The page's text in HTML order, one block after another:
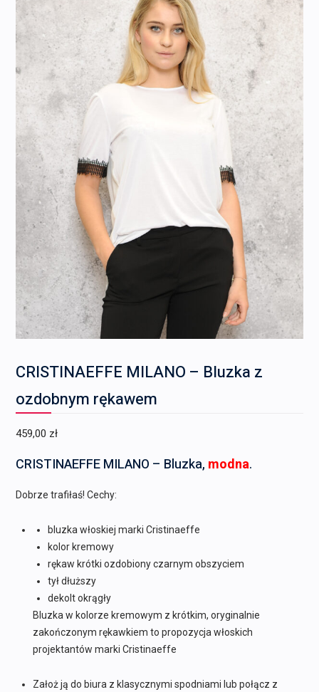
CRISTINAEFFE MILANO – Bluzka z
ozdobnym rękawem
459,00 zł
CRISTINAEFFE MILANO – Bluzka, modna.
Dobrze trafiłaś! Cechy:
bluzka włoskiej marki Cristinaeffe
kolor kremowy
rękaw krótki ozdobiony czarnym obszyciem
tył dłuższy
dekolt okrągły
Bluzka w kolorze kremowym z krótkim, oryginalnie
zakończonym rękawkiem to propozycja włoskich
projektantów marki Cristinaeffe
Założ ją do biura z klasycznymi spodniami lub połącz z